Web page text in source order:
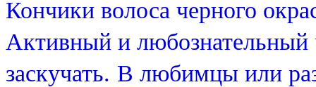
Кончики волоса черного
Активный и любознательный
заскучать. В любимцы или